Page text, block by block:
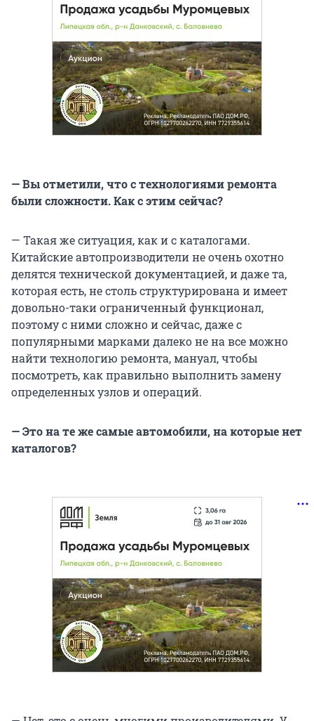
— Вы отметили, что с технологиями ремонта
были сложности. Как с этим сейчас?
— Такая же ситуация, как и с каталогами.
Китайские автопроизводители не очень охотно
делятся технической документацией, и даже та,
которая есть, не столь структурирована и имеет
довольно-таки ограниченный функционал,
поэтому с ними сложно и сейчас, даже с
популярными марками далеко не на все можно
найти технологию ремонта, мануал, чтобы
посмотреть, как правильно выполнить замену
определенных узлов и операций.
— Это на те же самые автомобили, на которые нет
каталогов?